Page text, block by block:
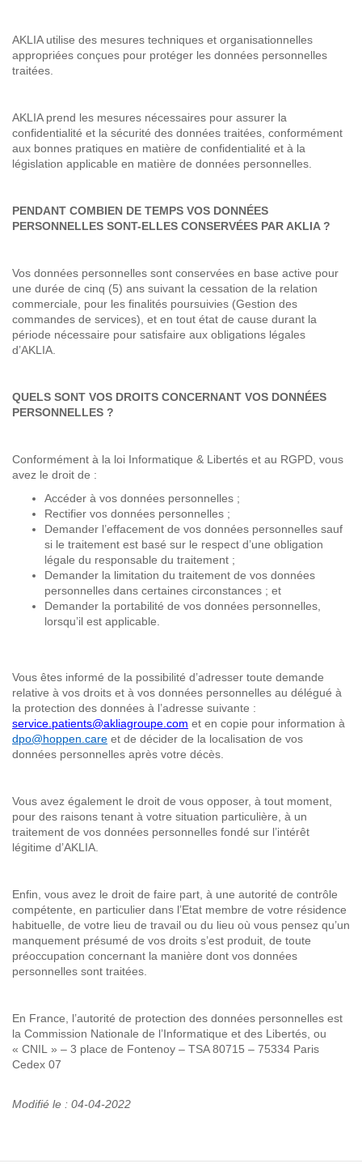
AKLIA utilise des mesures techniques et organisationnelles
appropriées conçues pour protéger les données personnelles
traitées.
AKLIA prend les mesures nécessaires pour assurer la
confidentialité et la sécurité des données traitées, conformément
aux bonnes pratiques en matière de confidentialité et à la
législation applicable en matière de données personnelles.
PENDANT COMBIEN DE TEMPS VOS DONNÉES
PERSONNELLES SONT-ELLES CONSERVÉES PAR AKLIA ?
Vos données personnelles sont conservées en base active pour
une durée de cinq (5) ans suivant la cessation de la relation
commerciale, pour les finalités poursuivies (Gestion des
commandes de services), et en tout état de cause durant la
période nécessaire pour satisfaire aux obligations légales
d’AKLIA.
QUELS SONT VOS DROITS CONCERNANT VOS DONNÉES
PERSONNELLES ?
Conformément à la loi Informatique & Libertés et au RGPD, vous
avez le droit de :
Accéder à vos données personnelles ;
Rectifier vos données personnelles ;
Demander l’effacement de vos données personnelles sauf
si le traitement est basé sur le respect d’une obligation
légale du responsable du traitement ;
Demander la limitation du traitement de vos données
personnelles dans certaines circonstances ; et
Demander la portabilité de vos données personnelles,
lorsqu’il est applicable.
Vous êtes informé de la possibilité d’adresser toute demande
relative à vos droits et à vos données personnelles au délégué à
la protection des données à l’adresse suivante :
service.patients@akliagroupe.com et en copie pour information à
dpo@hoppen.care et de décider de la localisation de vos
données personnelles après votre décès.
Vous avez également le droit de vous opposer, à tout moment,
pour des raisons tenant à votre situation particulière, à un
traitement de vos données personnelles fondé sur l’intérêt
légitime d’AKLIA.
Enfin, vous avez le droit de faire part, à une autorité de contrôle
compétente, en particulier dans l’Etat membre de votre résidence
habituelle, de votre lieu de travail ou du lieu où vous pensez qu’un
manquement présumé de vos droits s’est produit, de toute
préoccupation concernant la manière dont vos données
personnelles sont traitées.
En France, l’autorité de protection des données personnelles est
la Commission Nationale de l’Informatique et des Libertés, ou
« CNIL » – 3 place de Fontenoy – TSA 80715 – 75334 Paris
Cedex 07
Modifié le : 04-04-2022